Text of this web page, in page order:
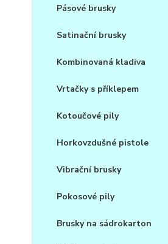
Pásové brusky
Satinační brusky
Kombinovaná kladiva
Vrtačky s příklepem
Kotoučové pily
Horkovzdušné pistole
Vibrační brusky
Pokosové pily
Brusky na sádrokarton